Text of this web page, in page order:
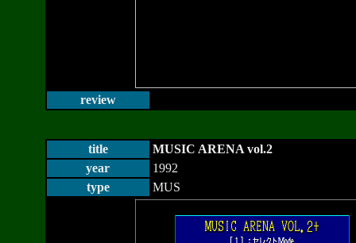
review
title
MUSIC ARENA vol.2
year
1992
type
MUS